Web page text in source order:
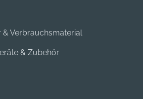
Verbrauchsmaterial
& Zubehör